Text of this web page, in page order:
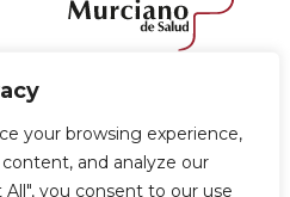
your browsing experience,
and analyze our
you consent to our use
y devoluciones
Uso de cookies